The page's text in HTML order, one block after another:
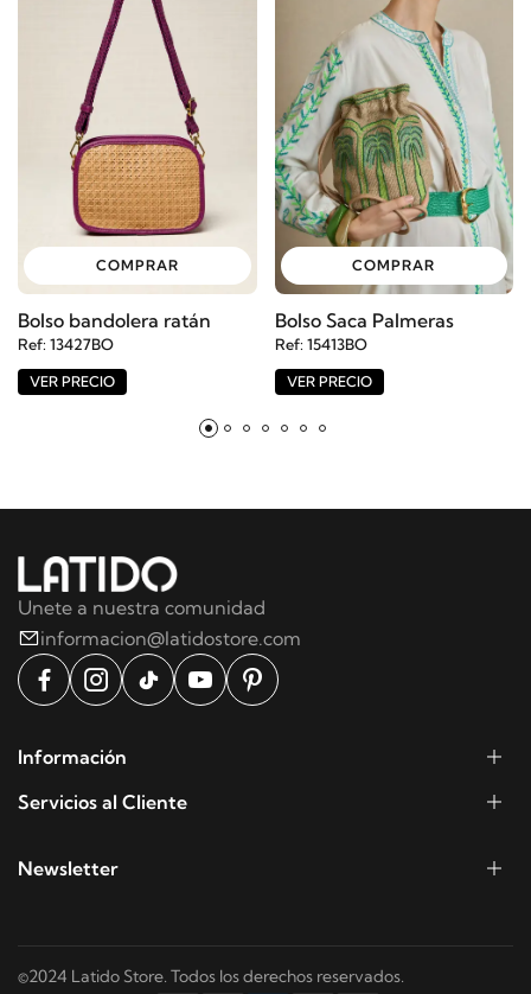
COMPRAR
Bolso bandolera ratán
Ref: 13427BO
VER PRECIO
COMPRAR
Bolso Saca Palmeras
Ref: 15413BO
VER PRECIO
Unete a nuestra comunidad
informacion@latidostore.com
Información
Servicios al Cliente
Newsletter
©2024 Latido Store. Todos los derechos reservados.